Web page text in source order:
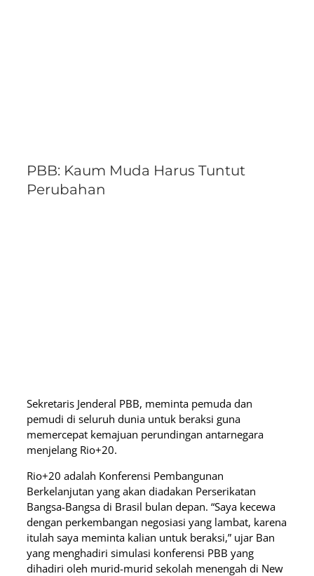
PBB: Kaum Muda Harus Tuntut
Perubahan
Sekretaris Jenderal PBB, meminta pemuda dan
pemudi di seluruh dunia untuk beraksi guna
memercepat kemajuan perundingan antarnegara
menjelang Rio+20.
Rio+20 adalah Konferensi Pembangunan
Berkelanjutan yang akan diadakan Perserikatan
Bangsa-Bangsa di Brasil bulan depan. “Saya kecewa
dengan perkembangan negosiasi yang lambat, karena
itulah saya meminta kalian untuk beraksi,” ujar Ban
yang menghadiri simulasi konferensi PBB yang
dihadiri oleh murid-murid sekolah menengah di New